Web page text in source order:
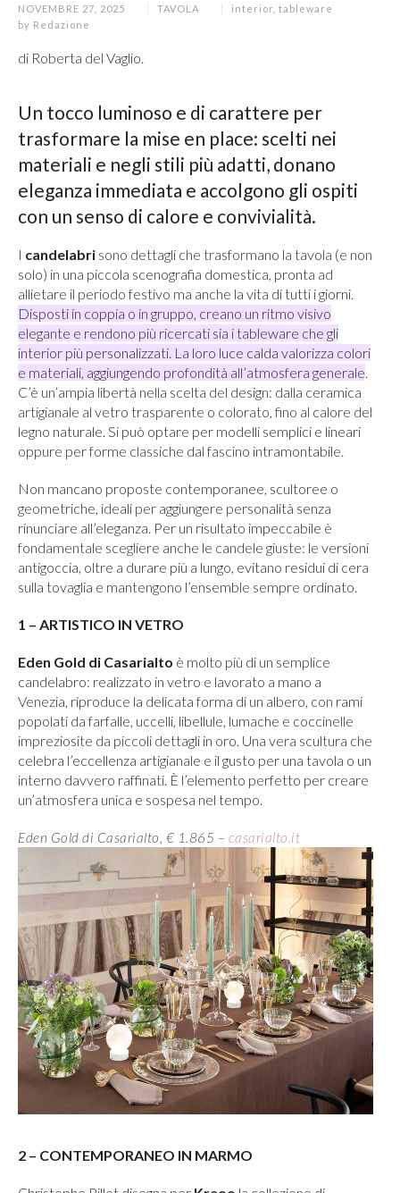
NOVEMBRE 27, 2025 TAVOLA interior tableware
by Redazione
di Roberta del Vaglio.
Un tocco luminoso e di carattere per
trasformare la mise en place: scelti nei
materiali e negli stili più adatti, donano
eleganza immediata e accolgono gli ospiti
con un senso di calore e convivialità.
I candelabri sono dettagli che trasformano la tavola (e non
solo) in una piccola scenografia domestica, pronta ad
allietare il periodo festivo ma anche la vita di tutti i giorni.
Disposti in coppia o in gruppo, creano un ritmo visivo
elegante e rendono più ricercati sia i tableware che gli
interior più personalizzati. La loro luce calda valorizza colori
e materiali, aggiungendo profondità all’atmosfera generale.
C’è un’ampia libertà nella scelta del design: dalla ceramica
artigianale al vetro trasparente o colorato, fino al calore del
legno naturale. Si può optare per modelli semplici e lineari
oppure per forme classiche dal fascino intramontabile.
Non mancano proposte contemporanee, scultoree o
geometriche, ideali per aggiungere personalità senza
rinunciare all’eleganza. Per un risultato impeccabile è
fondamentale scegliere anche le candele giuste: le versioni
antigoccia, oltre a durare più a lungo, evitano residui di cera
sulla tovaglia e mantengono l’ensemble sempre ordinato.
1 – ARTISTICO IN VETRO
Eden Gold di Casarialto è molto più di un semplice
candelabro: realizzato in vetro e lavorato a mano a
Venezia, riproduce la delicata forma di un albero, con rami
popolati da farfalle, uccelli, libellule, lumache e coccinelle
impreziosite da piccoli dettagli in oro. Una vera scultura che
celebra l’eccellenza artigianale e il gusto per una tavola o un
interno davvero raffinati. È l’elemento perfetto per creare
un’atmosfera unica e sospesa nel tempo.
Eden Gold di Casarialto, € 1.865 – casarialto.it
2 – CONTEMPORANEO IN MARMO